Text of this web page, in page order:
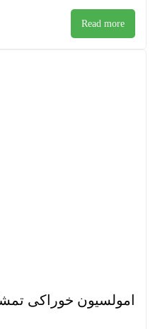
Read more
امولسیون خوراکی